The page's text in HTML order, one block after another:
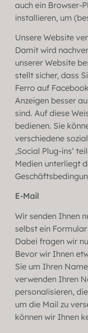
auch ein Browser-
installieren, um
Unsere Website
Damit wird
unserer Website
stellt sicher, dass
Ferro auf
Anzeigen besser
sind. Auf diese
bedienen. Sie
verschiedene
‚Social Plug-ins‘
Medien unterliegt
E-Mail
Wir senden Ihnen
selbst ein
Dabei fragen wir
Bevor wir Ihnen
Sie um Ihren
verwenden Ihren
personalisieren,
um die Mail zu
können wir Ihnen